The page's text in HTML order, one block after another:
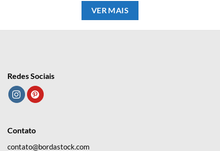
VER MAIS
Redes Sociais
Contato
contato@bordastock.com